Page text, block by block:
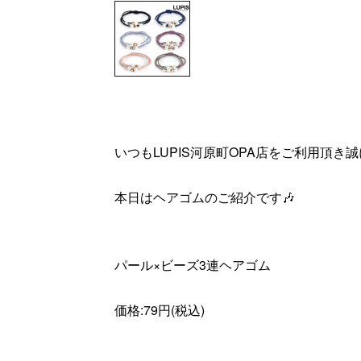
いつもLUPIS河原町OPA店をご利用頂き
本日はヘアゴムのご紹介です🎶
パール×ビーズ3連ヘアゴム
価格:79円(税込)